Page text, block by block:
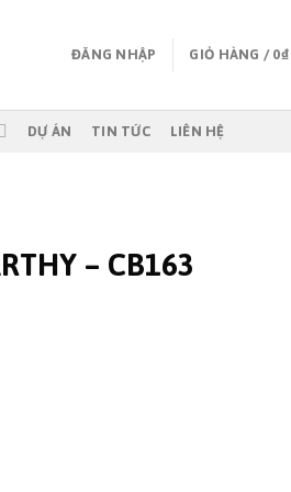
ĐĂNG NHẬP GIỎ HÀNG / 0₫
DỰ ÁN TIN TỨC LIÊN HỆ
– CB163